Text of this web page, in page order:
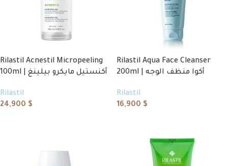
Rilastil Acnestil Micropeeling
100ml | أكنستيل مايكرو بيلينغ
Rilastil
24,900 $
Rilastil Aqua Face Cleanser
200ml | أكوا منظف الوجه
Rilastil
16,900 $